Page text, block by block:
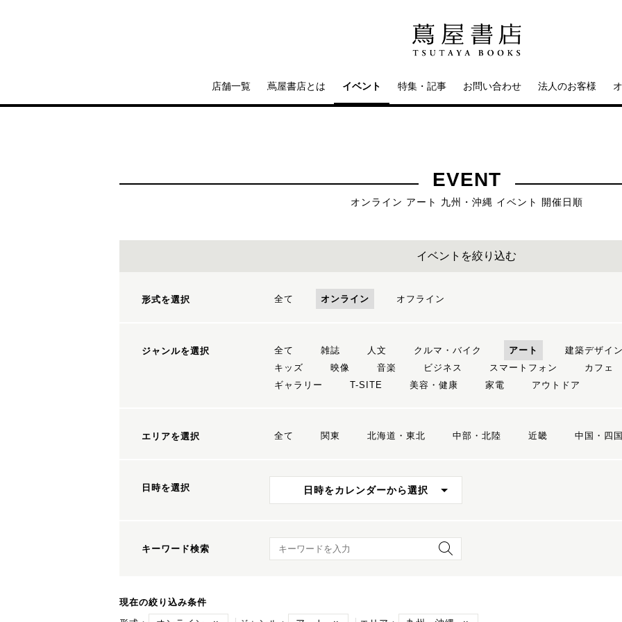
店舗一覧 蔦屋書店とは イベント 特集・記事 お問い合わせ 法人のお客様
EVENT
オンライン アート 九州・沖縄 イベント 開催日順
イベントを絞り込む
形式を選択 全て オンライン オフライン
ジャンルを選択 全て 雑誌 人文 クルマ・バイク アート 建築デザイン
キッズ
映像 音楽 ビジネス スマートフォン カフェ
ギャラリー
T-SITE 美容・健康 家電 アウトドア
エリアを選択 全て 関東 北海道・東北 中部・北陸 近畿 中国・四国
日時を選択 日時をカレンダーから選択
キーワード検索 キーワード検索
現在の絞り込み条件